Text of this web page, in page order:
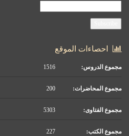
احصاءات الموقع
مجموع الدروس:
مجموع المحاضرات:
مجموع الفتاوى:
مجموع الكتب: